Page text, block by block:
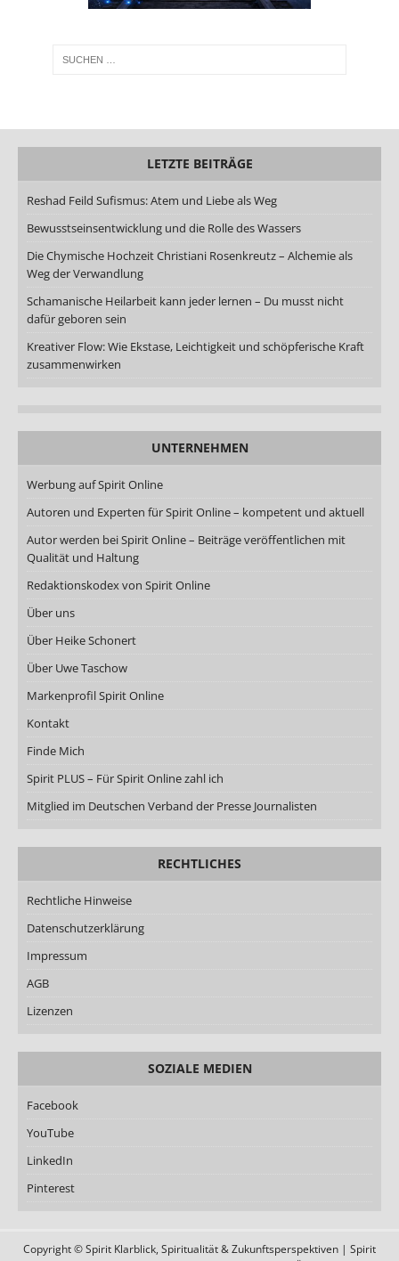
LETZTE BEITRÄGE
Reshad Feild Sufismus: Atem und Liebe als Weg
Bewusstseinsentwicklung und die Rolle des Wassers
Die Chymische Hochzeit Christiani Rosenkreutz – Alchemie als
Weg der Verwandlung
Schamanische Heilarbeit kann jeder lernen – Du musst nicht
dafür geboren sein
Kreativer Flow: Wie Ekstase, Leichtigkeit und schöpferische Kraft
zusammenwirken
UNTERNEHMEN
Werbung auf Spirit Online
Autoren und Experten für Spirit Online – kompetent und aktuell
Autor werden bei Spirit Online – Beiträge veröffentlichen mit
Qualität und Haltung
Redaktionskodex von Spirit Online
Über uns
Über Heike Schonert
Über Uwe Taschow
Markenprofil Spirit Online
Kontakt
Finde Mich
Spirit PLUS – Für Spirit Online zahl ich
Mitglied im Deutschen Verband der Presse Journalisten
RECHTLICHES
Rechtliche Hinweise
Datenschutzerklärung
Impressum
AGB
Lizenzen
SOZIALE MEDIEN
Facebook
YouTube
LinkedIn
Pinterest
Copyright © Spirit Klarblick, Spiritualität & Zukunftsperspektiven | Spirit